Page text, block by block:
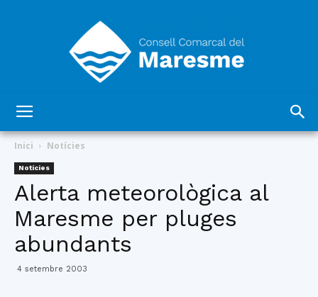
Comarcal
Inici Notícies
Notícies
Alerta meteorològica al
Maresme per pluges
abundants
4 setembre 2003